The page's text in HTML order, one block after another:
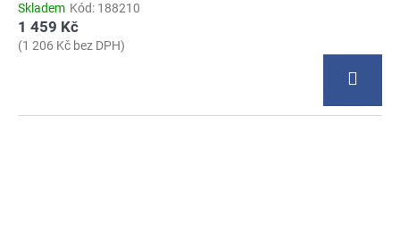
Skladem Kód: 188210
1 459 Kč
(1 206 Kč bez DPH)